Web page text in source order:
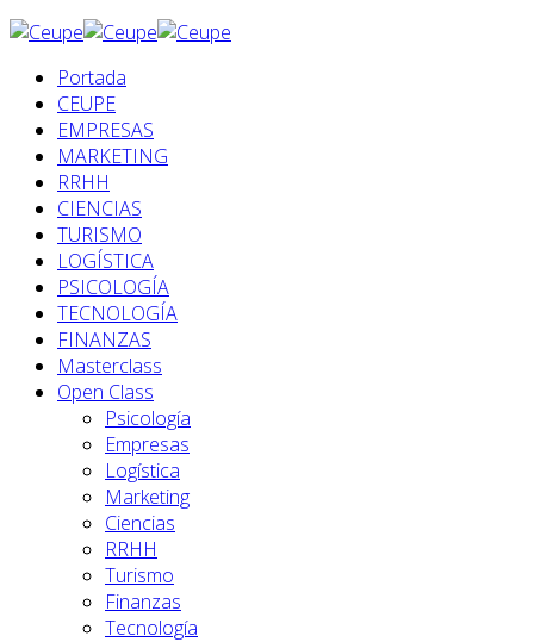
Portada
CEUPE
EMPRESAS
MARKETING
RRHH
CIENCIAS
TURISMO
LOGÍSTICA
PSICOLOGÍA
TECNOLOGÍA
FINANZAS
Masterclass
Open Class
Psicología
Empresas
Logística
Marketing
Ciencias
RRHH
Turismo
Finanzas
Tecnología